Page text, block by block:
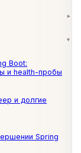
▾
▾
Boot:
и health-пробы
и долгие
Spring